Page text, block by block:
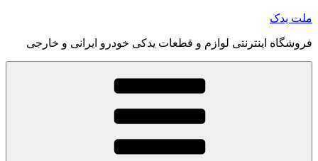
رفتن
محتوا
ملت یدک
فروشگاه اینترنتی لوازم و قطعات یدکی خودرو ایرانی و خارجی